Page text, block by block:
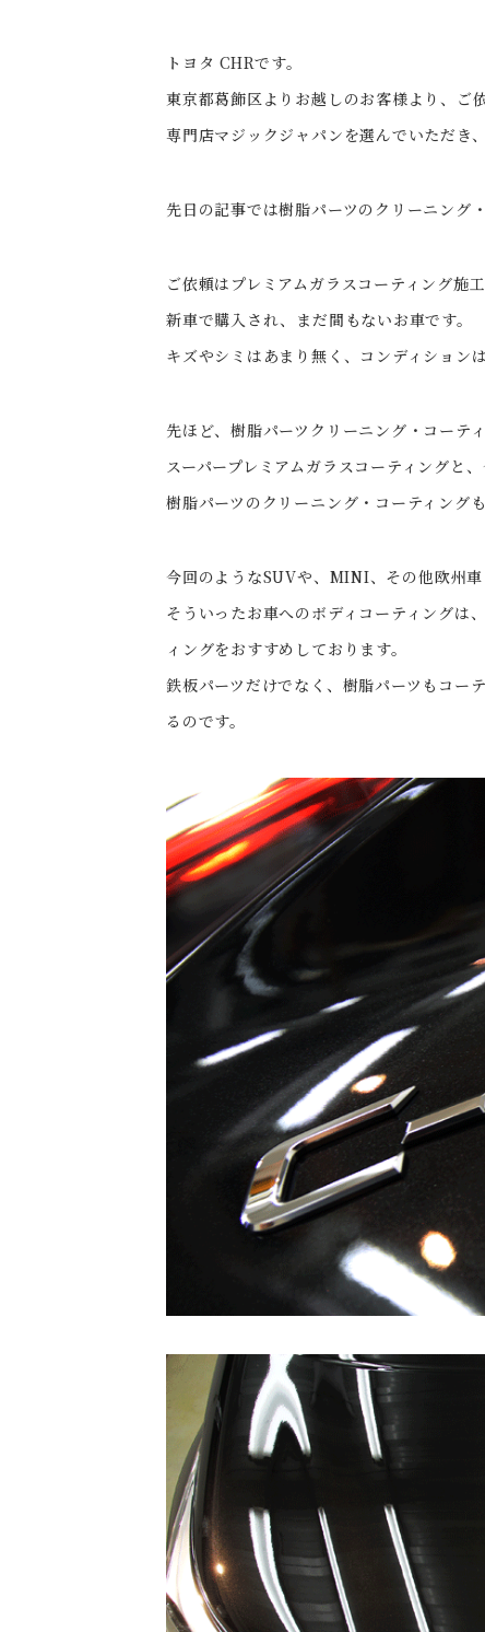
トヨタ CHRです。
東京都葛飾区よりお越しのお客様より、ご
専門店マジックジャパンを選んでいただき
先日の記事では樹脂パーツのクリーニング
ご依頼はプレミアムガラスコーティング施工
新車で購入され、まだ間もないお車です。
キズやシミはあまり無く、コンディション
先ほど、樹脂パーツクリーニング・コーテ
スーパープレミアムガラスコーティングと
樹脂パーツのクリーニング・コーティング
今回のようなSUVや、MINI、その他欧州車
そういったお車へのボディコーティングは
ィングをおすすめしております。
鉄板パーツだけでなく、樹脂パーツもコー
るのです。